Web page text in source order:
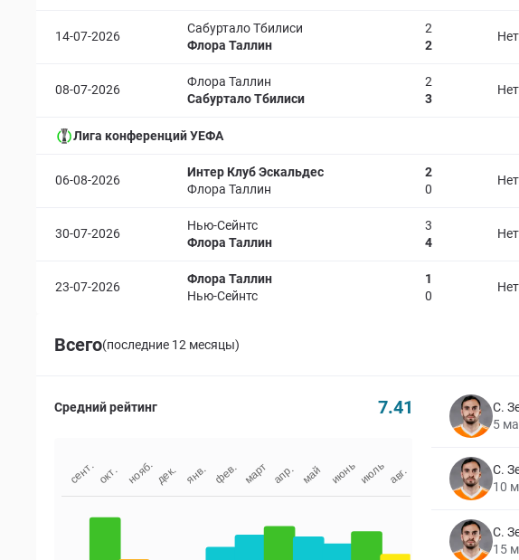
14-07-2026
Сабуртало Тбилиси
Флора Таллин
2
2
Нет
08-07-2026
Флора Таллин
Сабуртало Тбилиси
2
3
Нет
Лига конференций УЕФА
06-08-2026
Интер Клуб Эскальдес
Флора Таллин
2
0
Нет
30-07-2026
Нью-Сейнтс
Флора Таллин
3
4
Нет
23-07-2026
Флора Таллин
Нью-Сейнтс
1
0
Нет
Всего(последние 12 месяцы)
Средний рейтинг 7.41
С.
5
С.
10
С.
15